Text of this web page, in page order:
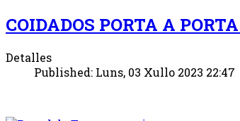
COIDADOS PORTA A
Detalles
Published: Luns, 03 Xullo 2023 22:47